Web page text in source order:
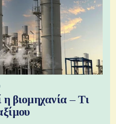
βιομηχανία – Τι